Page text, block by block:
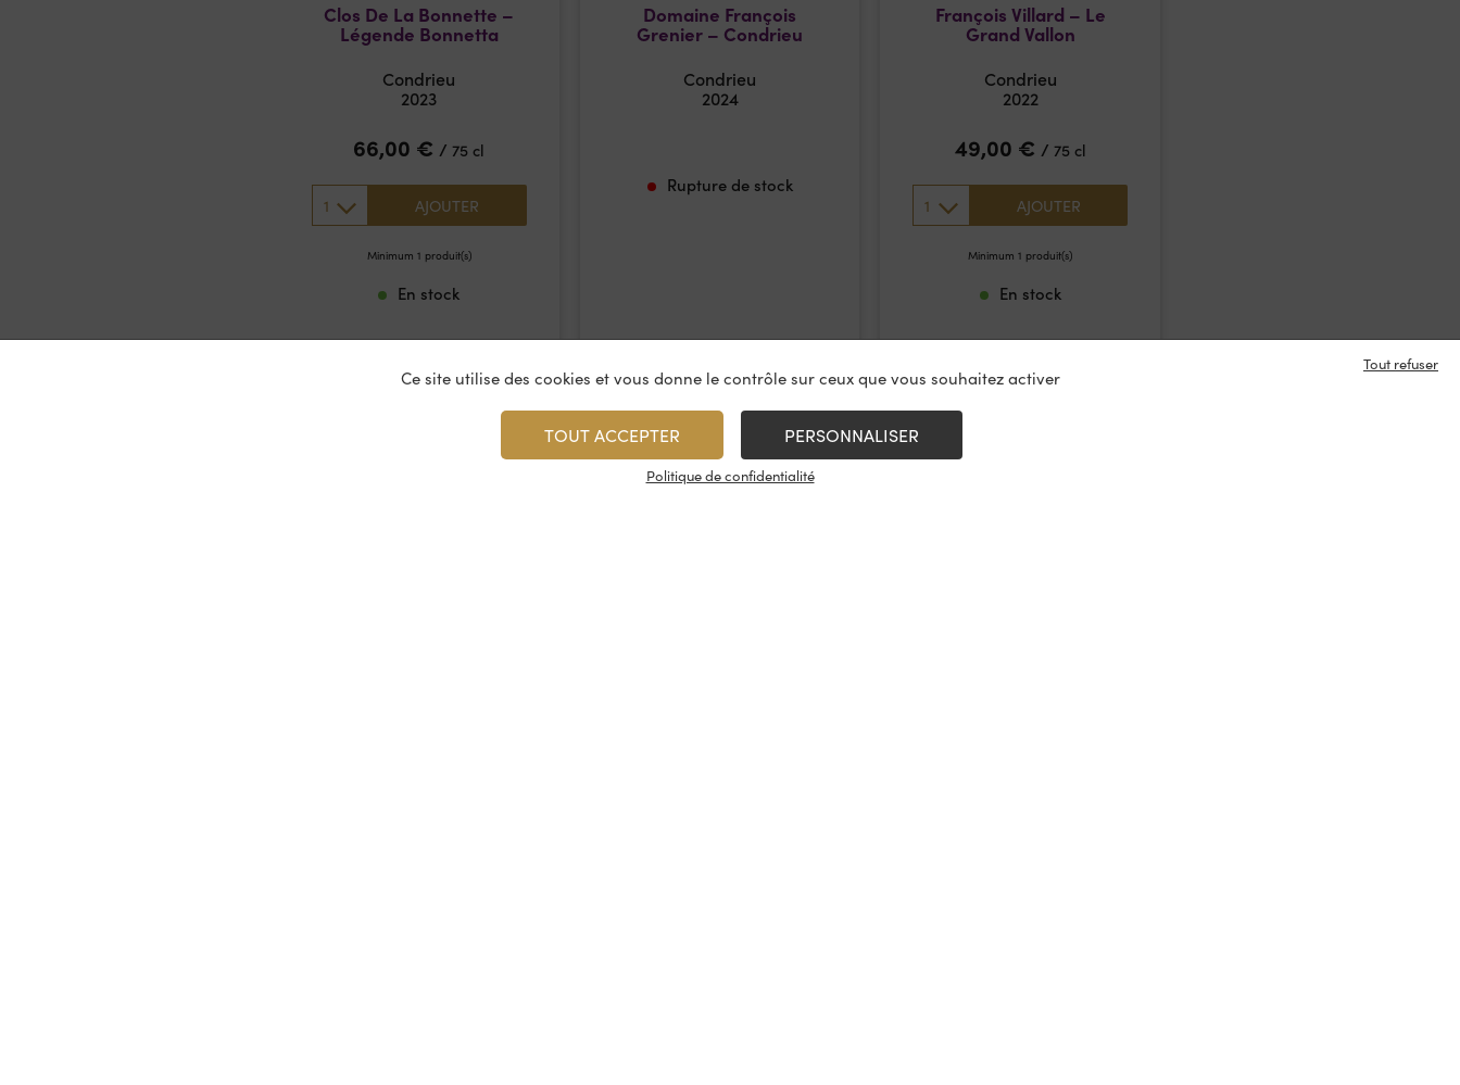
Clos De La Bonnette –
Légende Bonnetta
Condrieu
2023
66,00 € / 75 cl
1 AJOUTER
Minimum 1 produit(s)
En stock
Domaine François
Grenier – Condrieu
Condrieu
2024
Rupture de stock
François Villard – Le
Grand Vallon
Condrieu
2022
49,00 € / 75 cl
1 AJOUTER
Minimum 1 produit(s)
En stock
Ce site utilise des cookies et vous donne le contrôle sur ceux que vous souhaitez activer
TOUT ACCEPTER
Tout refuser
PERSONNALISER
Politique de confidentialité